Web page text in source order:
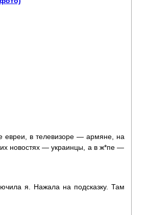
евреи, в телевизоре — армяне, на
новостях — украинцы, а в ж*пе —
я. Нажала на подсказку. Там